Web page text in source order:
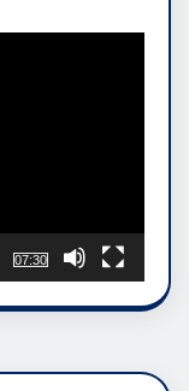
07:30